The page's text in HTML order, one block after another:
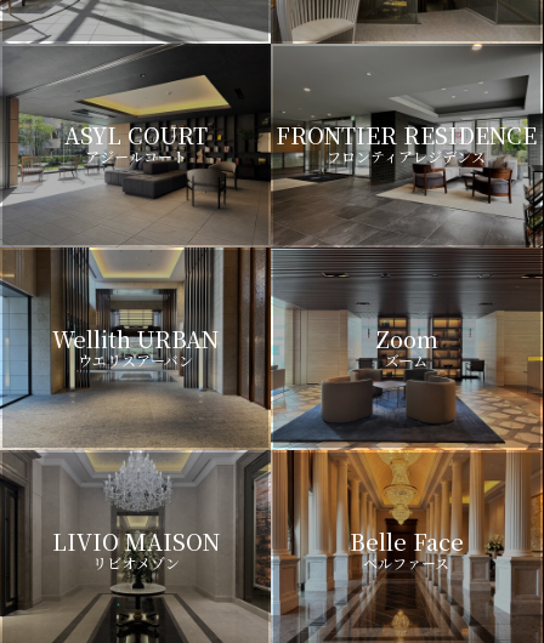
ASYL COURT
アジールコート
FRONTIER RESIDENCE
フロンティアレジデンス
Wellith URBAN
ウエリスアーバン
Zoom
ズーム
LIVIO MAISON
リビオメゾン
Belle Face
ベルファース